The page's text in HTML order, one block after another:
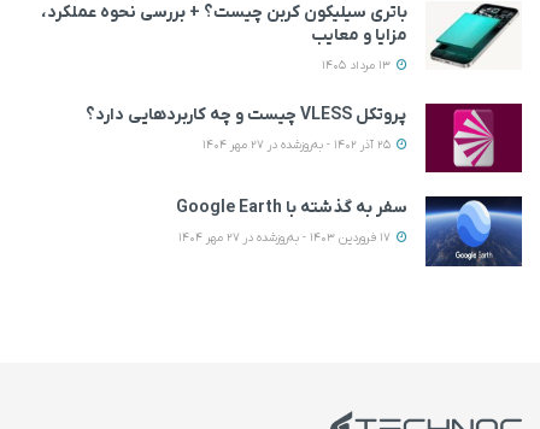
باتری سیلیکون کربن چیست؟ + بررسی نحوه عملکرد،
مزایا و معایب
پروتکل VLESS چیست و چه کاربردهایی دارد؟
سفر به گذشته با Google Earth